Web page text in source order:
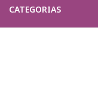
CATEGORIAS